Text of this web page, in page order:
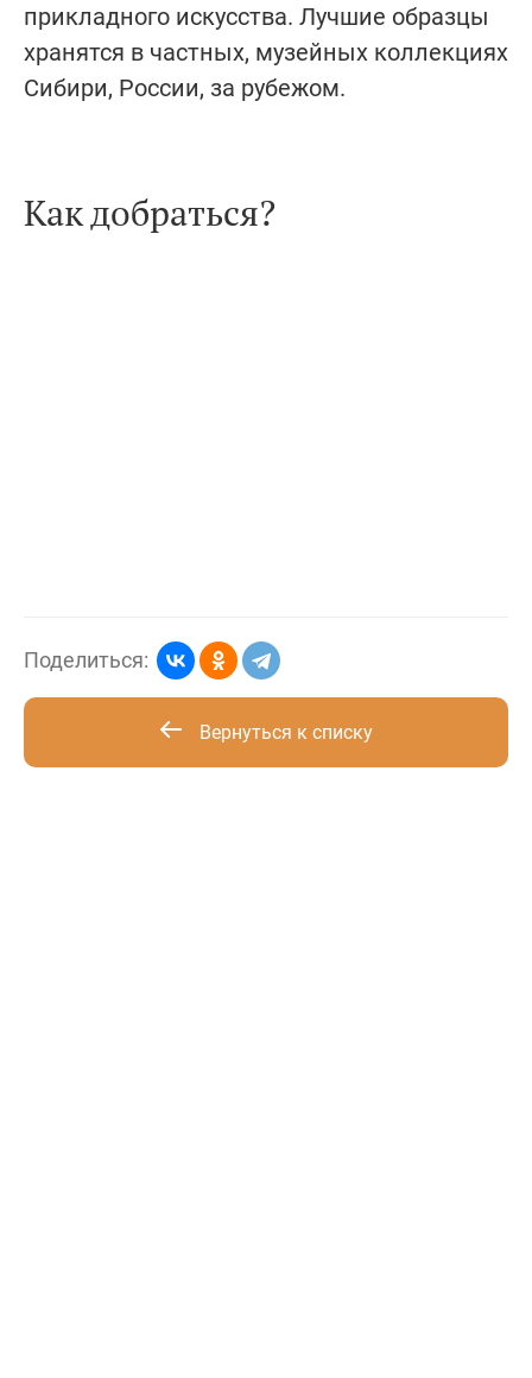
прикладного искусства. Лучшие образцы
хранятся в частных, музейных коллекциях
Сибири, России, за рубежом.
Как добраться?
Вернуться к списку
Поделиться: